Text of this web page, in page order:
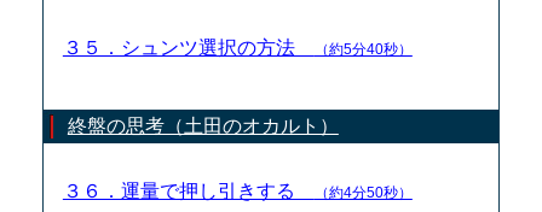
３５．シュンツ選択の方法 （約5分40秒）
終盤の思考（土田のオカルト）
３６．運量で押し引きする （約4分50秒）